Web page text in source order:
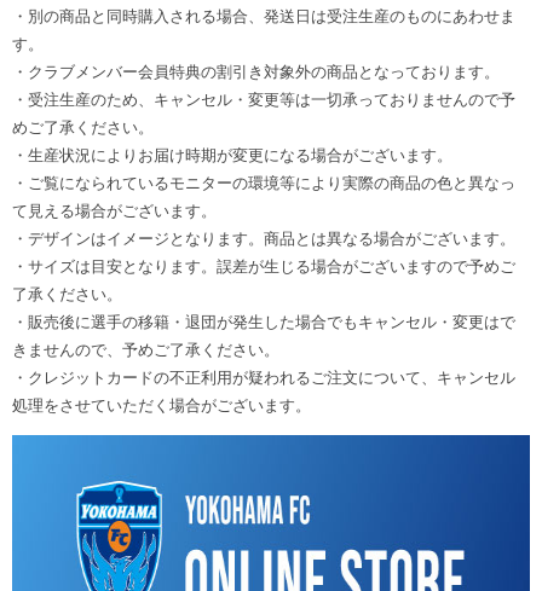
・別の商品と同時購入される場合、発送日は受注生産のものにあわせま
す。
・クラブメンバー会員特典の割引き対象外の商品となっております。
・受注生産のため、キャンセル・変更等は一切承っておりませんので予
めご了承ください。
・生産状況によりお届け時期が変更になる場合がございます。
・ご覧になられているモニターの環境等により実際の商品の色と異なっ
て見える場合がございます。
・デザインはイメージとなります。商品とは異なる場合がございます。
・サイズは目安となります。誤差が生じる場合がございますので予めご
了承ください。
・販売後に選手の移籍・退団が発生した場合でもキャンセル・変更はで
きませんので、予めご了承ください。
・クレジットカードの不正利用が疑われるご注文について、キャンセル
処理をさせていただく場合がございます。